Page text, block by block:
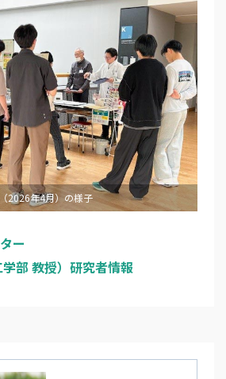
2026年4月）の様子
ー
部 教授）研究者情報